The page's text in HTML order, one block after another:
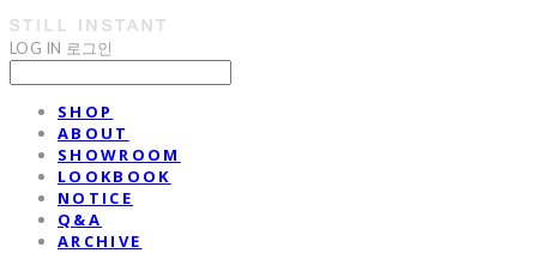
LOG IN 로그인
SHOP
ABOUT
SHOWROOM
LOOKBOOK
NOTICE
Q&A
ARCHIVE